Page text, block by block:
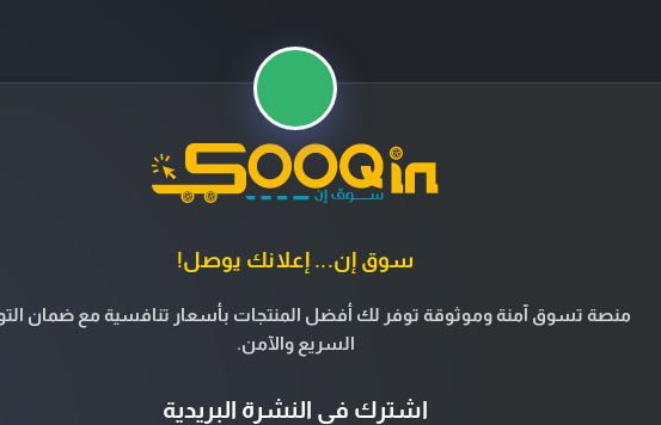
سوق إن... إعلانك يوصل!
منصة تسوق آمنة وموثوقة توفر لك أفضل المنتجات بأسعار تنافسية مع ضمان
السريع والآمن.
اشترك في النشرة البريدية